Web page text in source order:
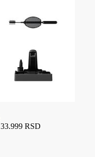
33.999 RSD